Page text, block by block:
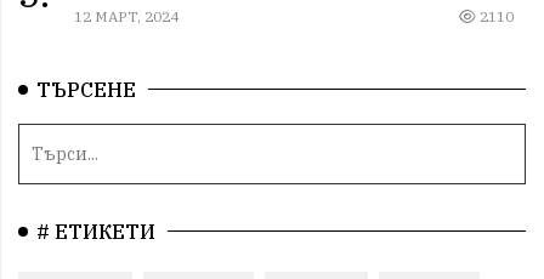
12 МАРТ, 2024 2110
ТЪРСЕНЕ
# ЕТИКЕТИ